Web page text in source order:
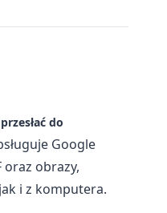
do
Google
oraz obrazy,
i z komputera.